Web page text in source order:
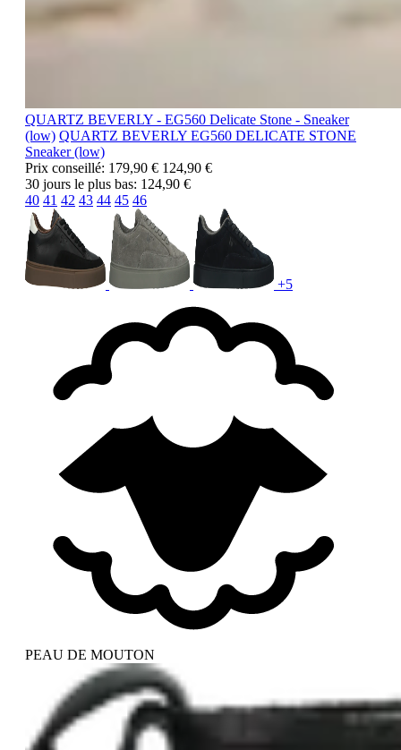
QUARTZ BEVERLY - EG560 Delicate Stone - Sneaker
(low) QUARTZ BEVERLY EG560 DELICATE STONE
Sneaker (low)
Prix conseillé: 179,90 € 124,90 €
30 jours le plus bas: 124,90 €
40 41 42 43 44 45 46
+5
PEAU DE MOUTON